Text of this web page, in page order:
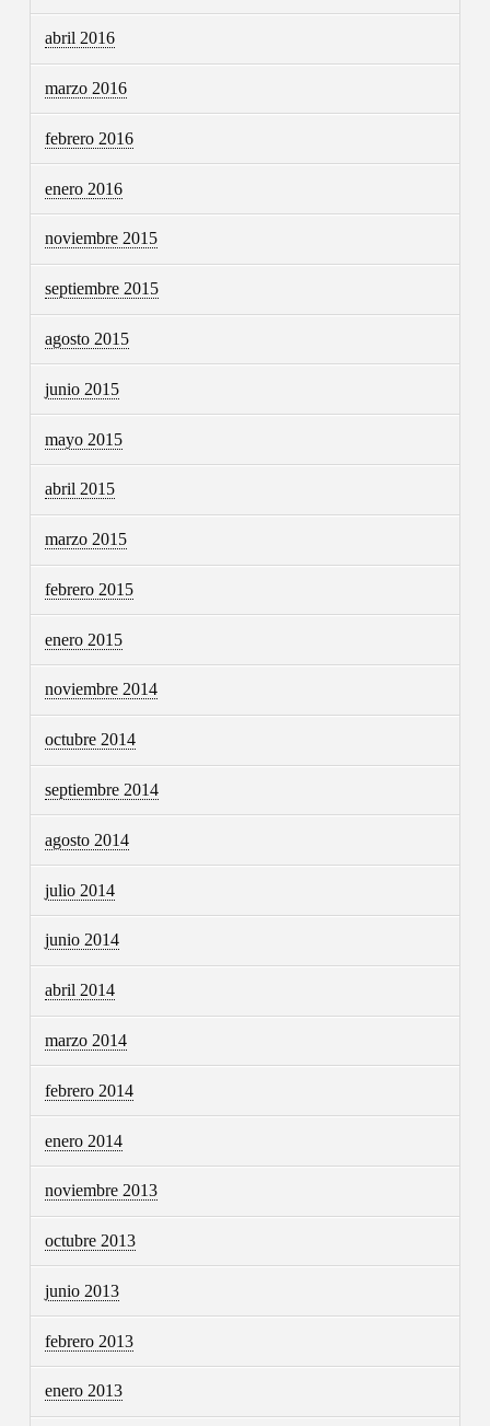
abril 2016
marzo 2016
febrero 2016
enero 2016
noviembre 2015
septiembre 2015
agosto 2015
junio 2015
mayo 2015
abril 2015
marzo 2015
febrero 2015
enero 2015
noviembre 2014
octubre 2014
septiembre 2014
agosto 2014
julio 2014
junio 2014
abril 2014
marzo 2014
febrero 2014
enero 2014
noviembre 2013
octubre 2013
junio 2013
febrero 2013
enero 2013